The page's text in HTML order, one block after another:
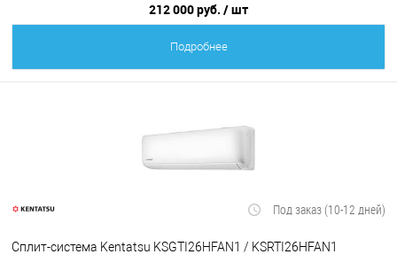
212 000 руб. / шт
Подробнее
Под заказ (10-12 дней)
Сплит-система Kentatsu KSGTI26HFAN1 / KSRTI26HFAN1